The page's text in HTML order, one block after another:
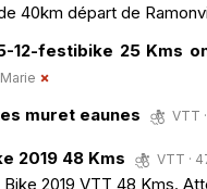
40km départ de
12-festibike 25 Kms
muret eaunes VTT
2019 48 Kms VTT ·
Bike 2019 VTT 48 Kms.